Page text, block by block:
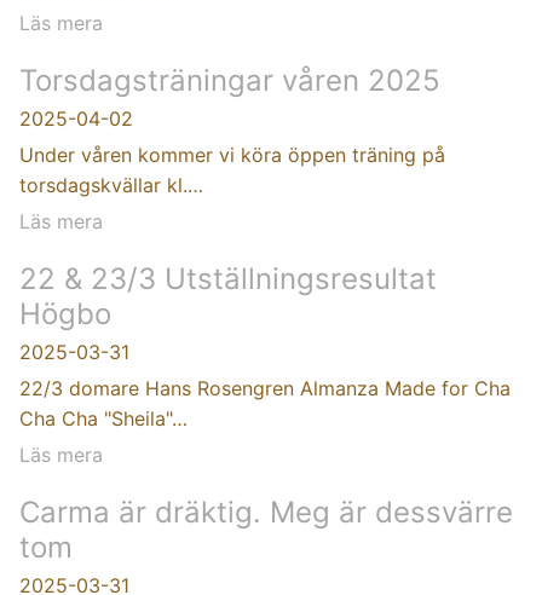
Läs mera
Torsdagsträningar våren 2025
2025-04-02
Under våren kommer vi köra öppen träning på
torsdagskvällar kl.…
Läs mera
22 & 23/3 Utställningsresultat
Högbo
2025-03-31
22/3 domare Hans Rosengren Almanza Made for Cha
Cha Cha "Sheila"…
Läs mera
Carma är dräktig. Meg är dessvärre
tom
2025-03-31